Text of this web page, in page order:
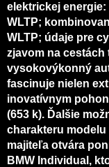
elektrickej energie:
WLTP;
WLTP; údaje pre
zjavom na
vysokovýkonný
fascinuje nielen
inovatívnym
(653 k). Ďalšie
charakteru modelu
majiteľa otvára
BMW Individual,